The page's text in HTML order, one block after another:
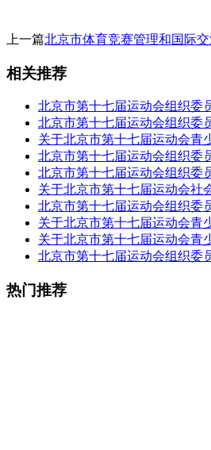
上一篇北京市体育竞赛管理和国际
相关推荐
北京市第十七届运动会组织委
北京市第十七届运动会组织委
关于北京市第十七届运动会青
北京市第十七届运动会组织委
北京市第十七届运动会组织委
关于北京市第十七届运动会社
北京市第十七届运动会组织委
关于北京市第十七届运动会青
关于北京市第十七届运动会青
北京市第十七届运动会组织委
热门推荐